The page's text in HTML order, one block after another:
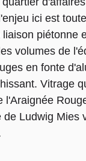
ici est
piétonne
volumes de
en fonte
Vitrage
l'Araignée
de Ludwig Mies